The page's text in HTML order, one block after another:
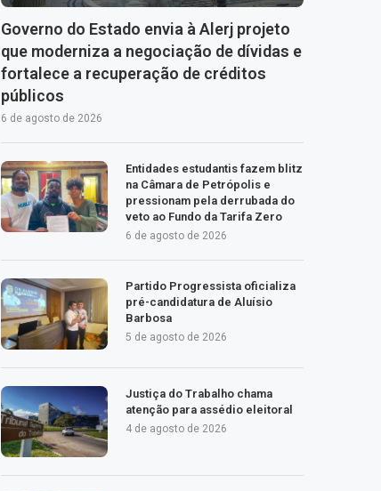
Governo do Estado envia à Alerj projeto
que moderniza a negociação de dívidas e
fortalece a recuperação de créditos
públicos
6 de agosto de 2026
Entidades estudantis fazem blitz
na Câmara de Petrópolis e
pressionam pela derrubada do
veto ao Fundo da Tarifa Zero
6 de agosto de 2026
Partido Progressista oficializa
pré-candidatura de Aluísio
Barbosa
5 de agosto de 2026
Justiça do Trabalho chama
atenção para assédio eleitoral
4 de agosto de 2026